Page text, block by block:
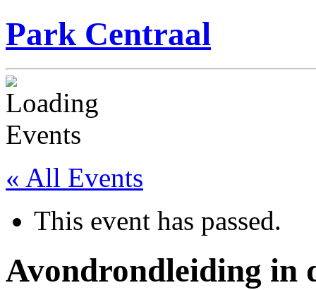
Park Centraal
« All Events
This event has passed.
Avondrondleiding in